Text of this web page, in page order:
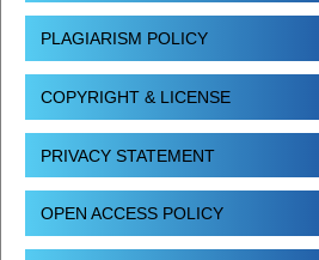
PLAGIARISM POLICY
COPYRIGHT & LICENSE
PRIVACY STATEMENT
OPEN ACCESS POLICY